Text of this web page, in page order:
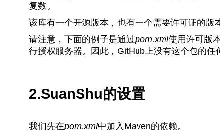
复数。
该库有一个开源版本，也有一个需要许可证的
请注意，下面的例子是通过pom.xml使用许可版
行授权服务器。因此，GitHub上没有这个包的任
2.SuanShu的设置
我们先在pom.xml中加入Maven的依赖。